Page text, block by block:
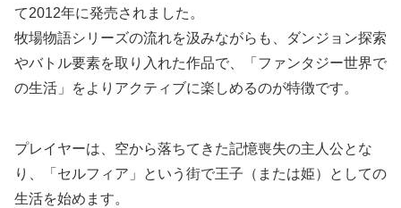
て2012年に発売されました。
牧場物語シリーズの流れを汲みながらも、ダンジョン探索
やバトル要素を取り入れた作品で、「ファンタジー世界で
の生活」をよりアクティブに楽しめるのが特徴です。
プレイヤーは、空から落ちてきた記憶喪失の主人公とな
り、「セルフィア」という街で王子（または姫）としての
生活を始めます。